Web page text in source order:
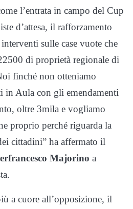
l’entrata in campo del Cup
d’attesa, il rafforzamento
sulle case vuote che
di proprietà regionale di
finché non otteniamo
in Aula con gli emendamenti
oltre 3mila e vogliamo
proprio perché riguarda la
cittadini” ha affermato il
Majorino a
a cuore all’opposizione, il